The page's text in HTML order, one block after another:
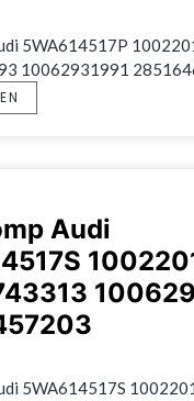
5WA614517P
10062931991
Audi
5WA614517S